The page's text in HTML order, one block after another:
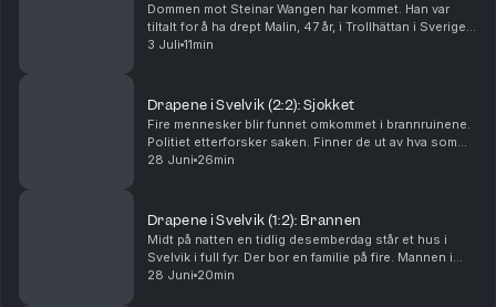
Dommen mot Steinar Wangen har kommet. Han var
tiltalt for å ha drept Malin, 47 år, i Trollhättan i Sverige i
september 2024. Det store spørsmålet i rettssaken
3 Juli 11min
Drapene i Svelvik (2:2): Sjokket
Fire mennesker blir funnet omkommet i brannruinene.
Politiet etterforsker saken. Finner de ut av hva som
har skjedd? Og hvorfor? Ansvarlig redaktør Gard
28 Juni 26min
Drapene i Svelvik (1:2): Brannen
Midt på natten en tidlig desemberdag står et hus i
Svelvik i full fyr. Der bor en familie på fire. Mannen i
huset er brannmann. Hva har skjedd? Ansvarlig
28 Juni 20min